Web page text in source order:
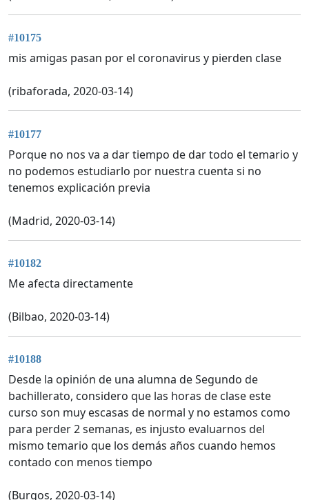
#10175
mis amigas pasan por el coronavirus y pierden clase
(ribaforada, 2020-03-14)
#10177
Porque no nos va a dar tiempo de dar todo el temario y
no podemos estudiarlo por nuestra cuenta si no
tenemos explicación previa
(Madrid, 2020-03-14)
#10182
Me afecta directamente
(Bilbao, 2020-03-14)
#10188
Desde la opinión de una alumna de Segundo de
bachillerato, considero que las horas de clase este
curso son muy escasas de normal y no estamos como
para perder 2 semanas, es injusto evaluarnos del
mismo temario que los demás años cuando hemos
contado con menos tiempo
(Burgos, 2020-03-14)